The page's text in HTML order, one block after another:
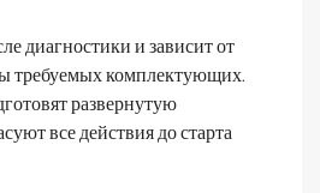
диагностики и зависит от
требуемых комплектующих.
развернутую
все действия до старта